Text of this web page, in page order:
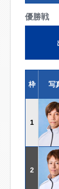
優勝
枠 写
1
2